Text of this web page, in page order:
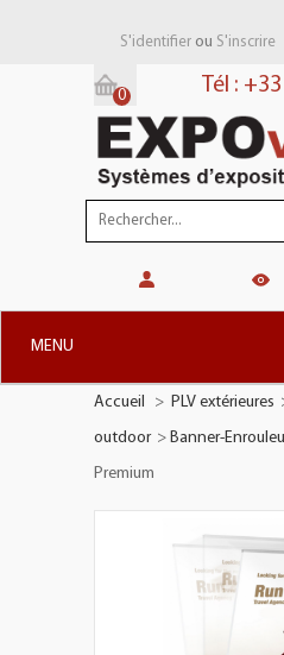
S'identifierou S'inscrire
Tél :
Panier:
0
MENU
STANDS MODULAIRES
Accueil > PLV extérieures
outdoor > Banner-
Premium